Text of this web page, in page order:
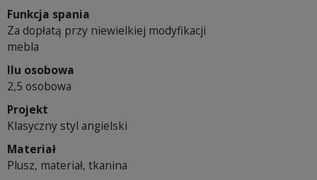
Funkcja spania
Za dopłatą przy niewielkiej modyfikacji
mebla
Ilu osobowa
2,5 osobowa
Projekt
Klasyczny styl angielski
Materiał
Plusz, materiał, tkanina